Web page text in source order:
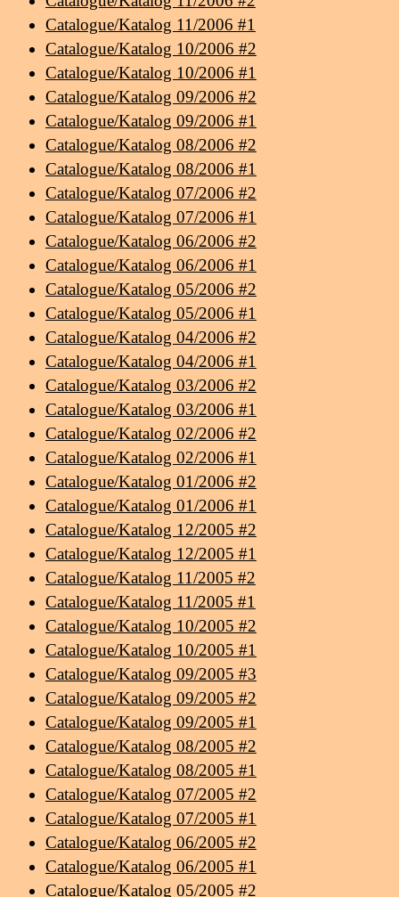
Catalogue/Katalog 11/2006 #1
Catalogue/Katalog 10/2006 #2
Catalogue/Katalog 10/2006 #1
Catalogue/Katalog 09/2006 #2
Catalogue/Katalog 09/2006 #1
Catalogue/Katalog 08/2006 #2
Catalogue/Katalog 08/2006 #1
Catalogue/Katalog 07/2006 #2
Catalogue/Katalog 07/2006 #1
Catalogue/Katalog 06/2006 #2
Catalogue/Katalog 06/2006 #1
Catalogue/Katalog 05/2006 #2
Catalogue/Katalog 05/2006 #1
Catalogue/Katalog 04/2006 #2
Catalogue/Katalog 04/2006 #1
Catalogue/Katalog 03/2006 #2
Catalogue/Katalog 03/2006 #1
Catalogue/Katalog 02/2006 #2
Catalogue/Katalog 02/2006 #1
Catalogue/Katalog 01/2006 #2
Catalogue/Katalog 01/2006 #1
Catalogue/Katalog 12/2005 #2
Catalogue/Katalog 12/2005 #1
Catalogue/Katalog 11/2005 #2
Catalogue/Katalog 11/2005 #1
Catalogue/Katalog 10/2005 #2
Catalogue/Katalog 10/2005 #1
Catalogue/Katalog 09/2005 #3
Catalogue/Katalog 09/2005 #2
Catalogue/Katalog 09/2005 #1
Catalogue/Katalog 08/2005 #2
Catalogue/Katalog 08/2005 #1
Catalogue/Katalog 07/2005 #2
Catalogue/Katalog 07/2005 #1
Catalogue/Katalog 06/2005 #2
Catalogue/Katalog 06/2005 #1
Catalogue/Katalog 05/2005 #2